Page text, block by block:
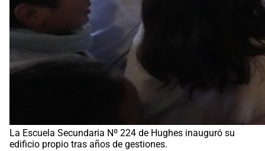
La Escuela Secundaria Nº 224 de Hughes inauguró su
edificio propio tras años de gestiones.